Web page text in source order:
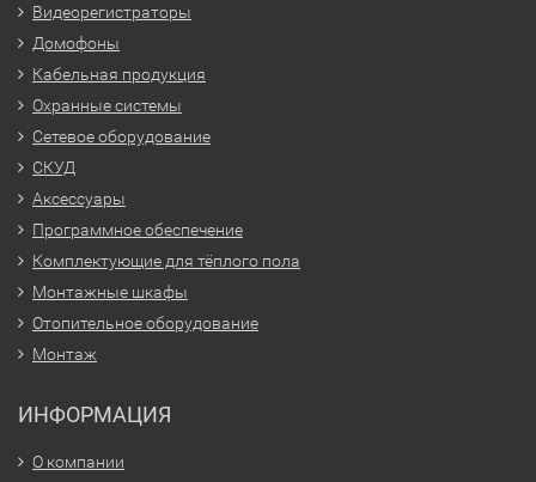
Видеорегистраторы
Домофоны
Кабельная продукция
Охранные системы
Сетевое оборудование
СКУД
Аксессуары
Программное обеспечение
Комплектующие для тёплого пола
Монтажные шкафы
Отопительное оборудование
Монтаж
ИНФОРМАЦИЯ
О компании